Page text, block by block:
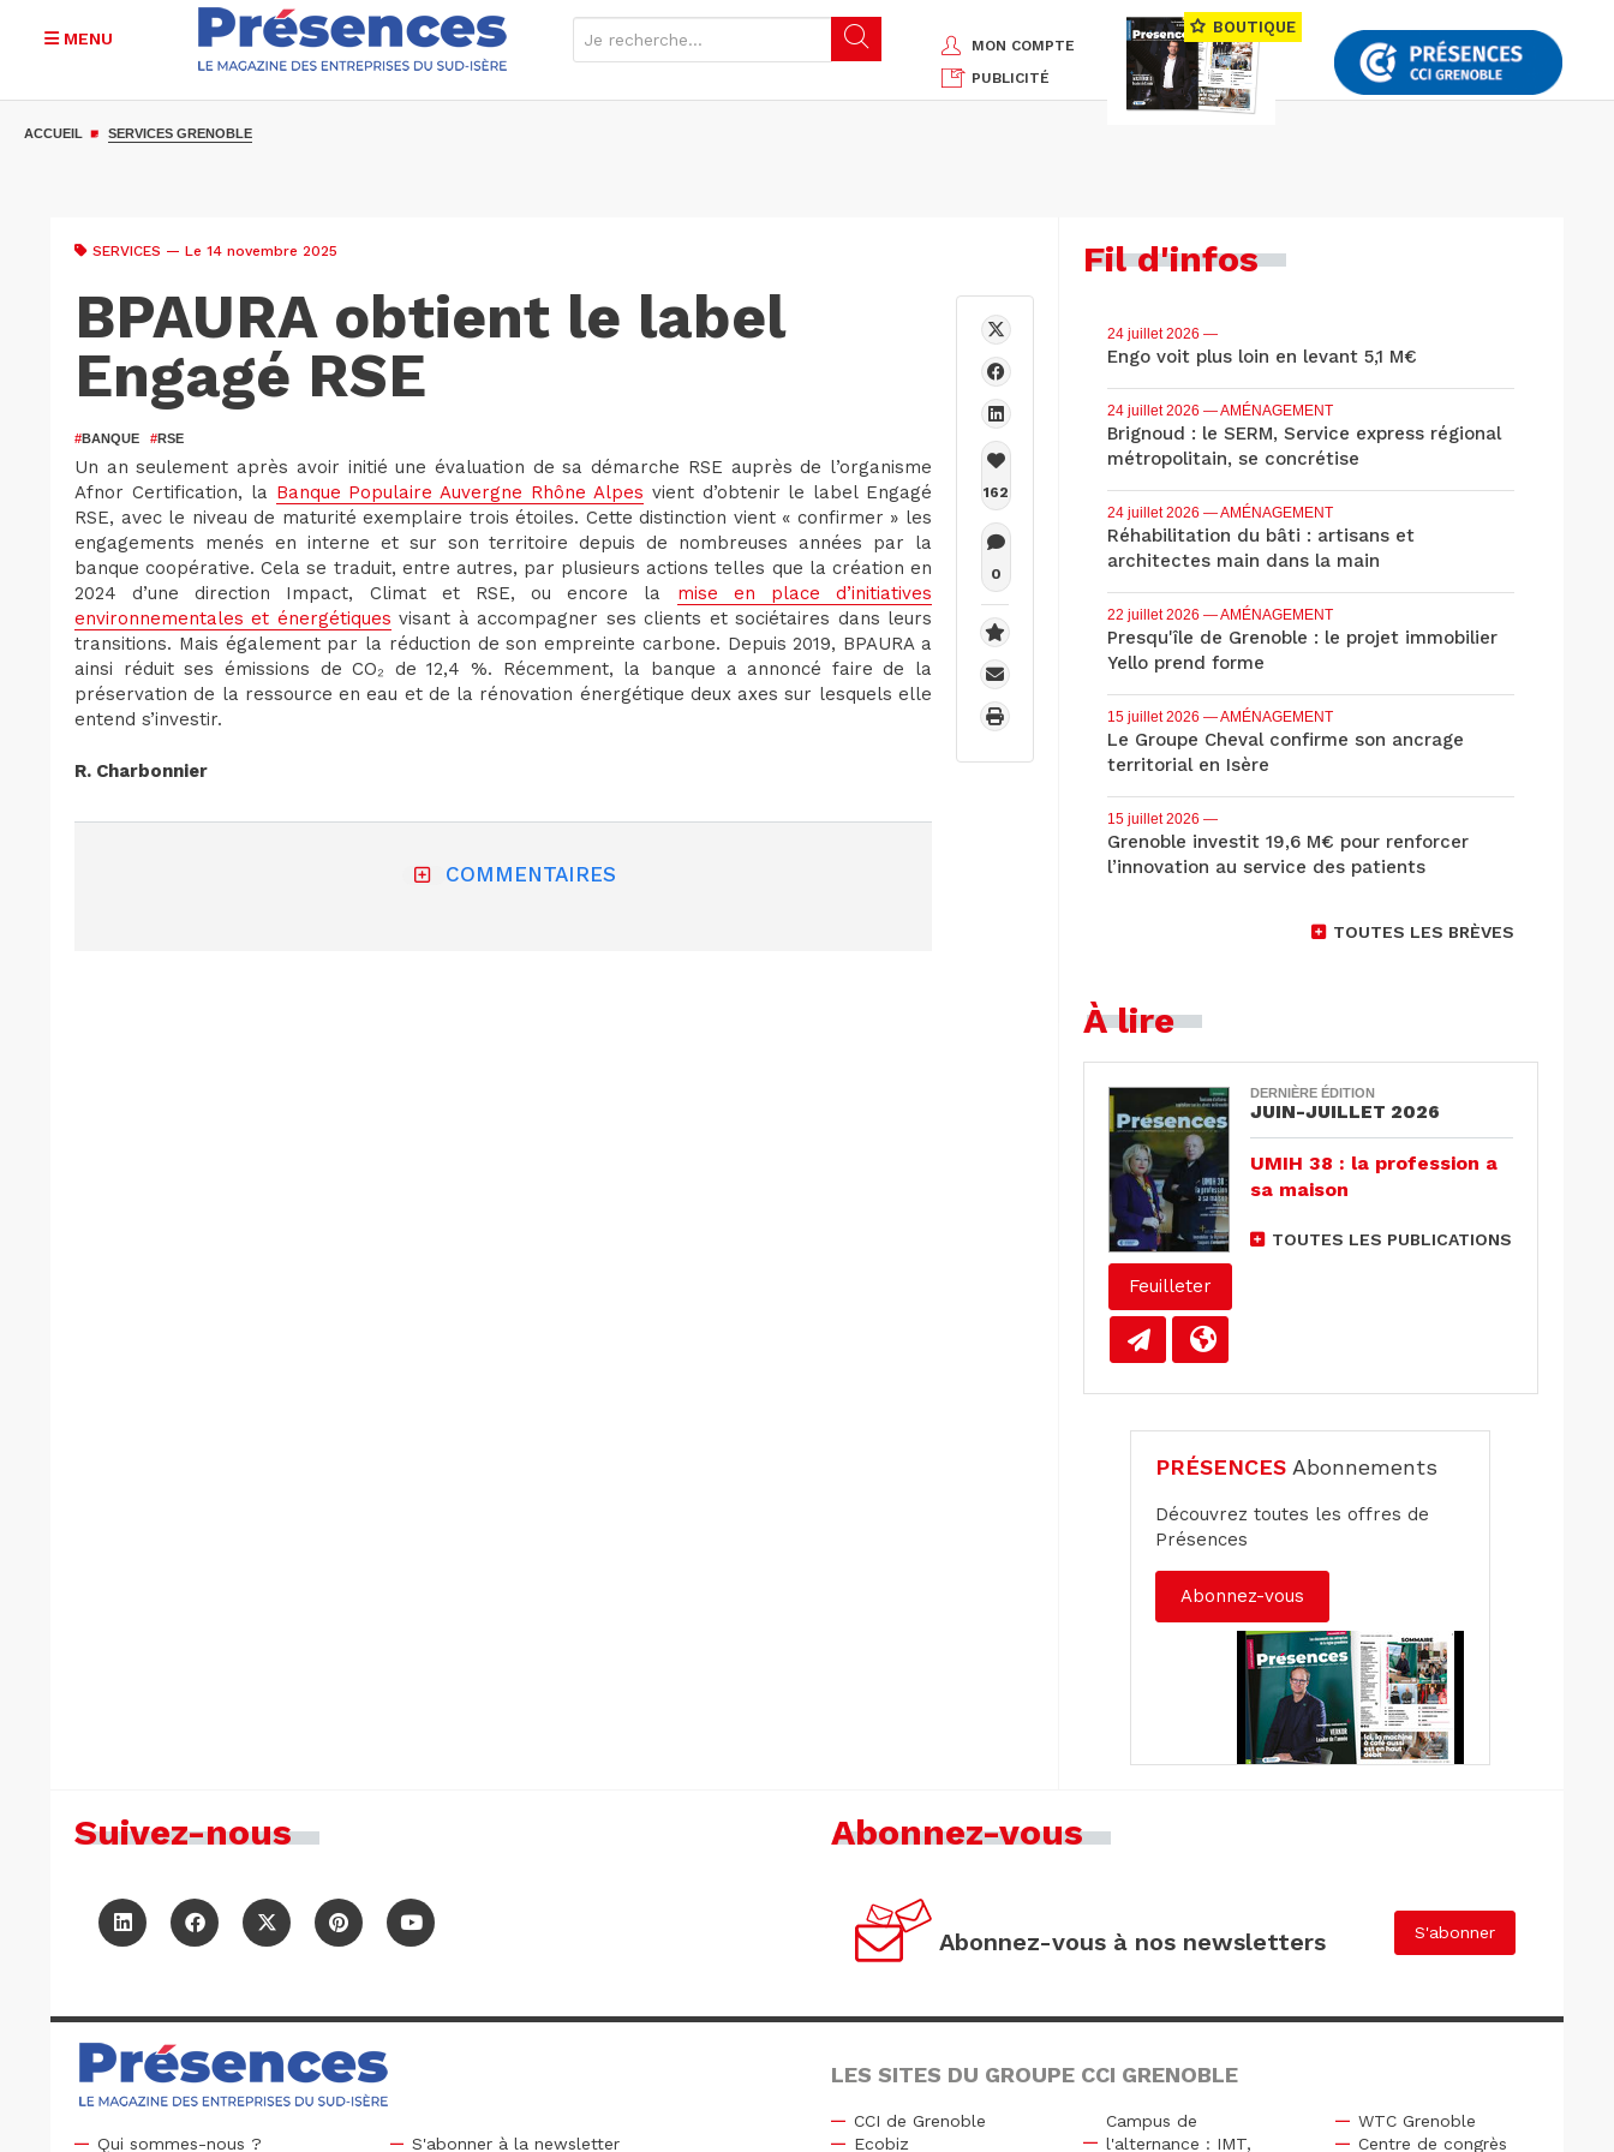
MENU
MON COMPTE
PUBLICITÉ
BOUTIQUE
ACCUEIL SERVICES GRENOBLE
SERVICES — Le 14 novembre 2025
BPAURA obtient le label
Engagé RSE
#BANQUE #RSE
Un an seulement après avoir initié une évaluation de sa démarche RSE auprès de l’organisme
Afnor Certification, la Banque Populaire Auvergne Rhône Alpes vient d’obtenir le label Engagé
RSE, avec le niveau de maturité exemplaire trois étoiles. Cette distinction vient « confirmer » les
engagements menés en interne et sur son territoire depuis de nombreuses années par la
banque coopérative. Cela se traduit, entre autres, par plusieurs actions telles que la création en
2024 d’une direction Impact, Climat et RSE, ou encore la mise en place d’initiatives
environnementales et énergétiques visant à accompagner ses clients et sociétaires dans leurs
transitions. Mais également par la réduction de son empreinte carbone. Depuis 2019, BPAURA a
ainsi réduit ses émissions de CO₂ de 12,4 %. Récemment, la banque a annoncé faire de la
préservation de la ressource en eau et de la rénovation énergétique deux axes sur lesquels elle
entend s’investir.
R. Charbonnier
COMMENTAIRES
162
0
Fil d'infos
24 juillet 2026 —
Engo voit plus loin en levant 5,1 M€
24 juillet 2026 — AMÉNAGEMENT
Brignoud : le SERM, Service express régional
métropolitain, se concrétise
24 juillet 2026 — AMÉNAGEMENT
Réhabilitation du bâti : artisans et
architectes main dans la main
22 juillet 2026 — AMÉNAGEMENT
Presqu'île de Grenoble : le projet immobilier
Yello prend forme
15 juillet 2026 — AMÉNAGEMENT
Le Groupe Cheval confirme son ancrage
territorial en Isère
15 juillet 2026 —
Grenoble investit 19,6 M€ pour renforcer
l’innovation au service des patients
TOUTES LES BRÈVES
À lire
Feuilleter
DERNIÈRE ÉDITION
JUIN-JUILLET 2026
UMIH 38 : la profession a
sa maison
TOUTES LES PUBLICATIONS
PRÉSENCES Abonnements
Découvrez toutes les offres de
Présences
Abonnez-vous
Suivez-nous Abonnez-vous
Abonnez-vous à nos newsletters S'abonner
Qui sommes-nous ? S'abonner à la newsletter
LES SITES DU GROUPE CCI GRENOBLE
CCI de Grenoble
Ecobiz
Campus de
l'alternance : IMT,
WTC Grenoble
Centre de congrès